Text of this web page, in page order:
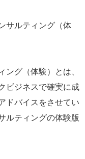
サルティング（体
ング（体験）とは、
ビジネスで確実に成
ドバイスをさせてい
ルティングの体験版